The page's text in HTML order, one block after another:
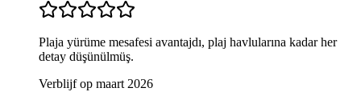
Plaja yürüme mesafesi avantajdı, plaj havlularına kadar her
detay düşünülmüş.
Verblijf op maart 2026